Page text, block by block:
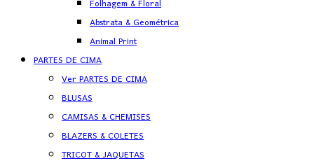
Folhagem & Floral
Abstrata & Geométrica
Animal Print
PARTES DE CIMA
Ver PARTES DE CIMA
BLUSAS
CAMISAS & CHEMISES
BLAZERS & COLETES
TRICOT & JAQUETAS